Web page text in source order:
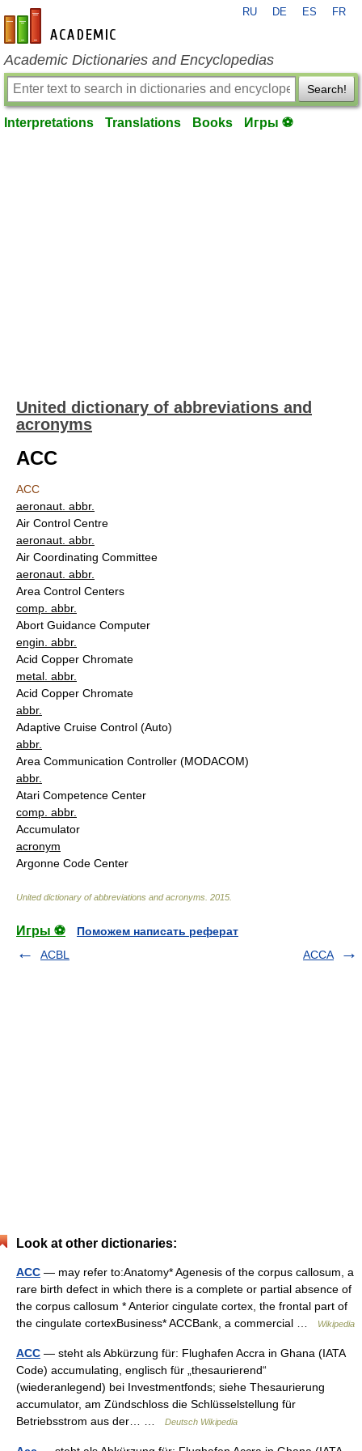
en-academic.com
RU DE ES FR
Academic Dictionaries and Encyclopedias
Search!
Interpretations Translations Books Игры ⚽
United dictionary of abbreviations and
acronyms
ACC
ACC
aeronaut. abbr.
Air Control Centre
aeronaut. abbr.
Air Coordinating Committee
aeronaut. abbr.
Area Control Centers
comp. abbr.
Abort Guidance Computer
engin. abbr.
Acid Copper Chromate
metal. abbr.
Acid Copper Chromate
abbr.
Adaptive Cruise Control (Auto)
abbr.
Area Communication Controller (MODACOM)
abbr.
Atari Competence Center
comp. abbr.
Accumulator
acronym
Argonne Code Center
United dictionary of abbreviations and acronyms 2015
Игры ⚽
Поможем написать реферат
ACBL
ACCA
Look at other dictionaries:
ACC — may refer to:Anatomy* Agenesis of the corpus callosum, a
rare birth defect in which there is a complete or partial absence of
the corpus callosum * Anterior cingulate cortex, the frontal part of
the cingulate cortexBusiness* ACCBank, a commercial …
Wikipedia
ACC — steht als Abkürzung für: Flughafen Accra in Ghana (IATA
Code) accumulating, englisch für „thesaurierend“
(wiederanlegend) bei Investmentfonds; siehe Thesaurierung
accumulator, am Zündschloss die Schlüsselstellung für
Betriebsstrom aus der… …
Deutsch Wikipedia